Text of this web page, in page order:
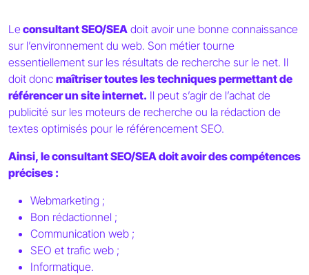
Leconsultant SEO/SEA doit avoir une bonne connaissance
sur l’environnement du web. Son métier tourne
essentiellement sur les résultats de recherche sur le net. Il
doit donc maîtriser toutes les techniques permettant de
référencer un site internet. Il peut s’agir de l’achat de
publicité sur les moteurs de recherche ou la rédaction de
textes optimisés pour le référencement SEO.
Ainsi, le consultant SEO/SEA doit avoir des compétences
précises :
Webmarketing ;
Bon rédactionnel ;
Communication web ;
SEO et trafic web ;
Informatique.